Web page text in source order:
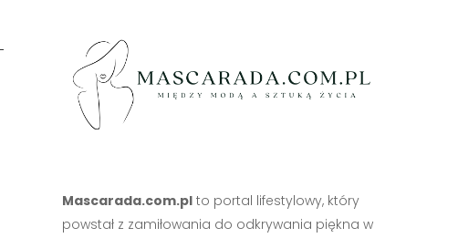
Mascarada.com.plto portal lifestylowy, który
powstał z zamiłowania do odkrywania piękna w